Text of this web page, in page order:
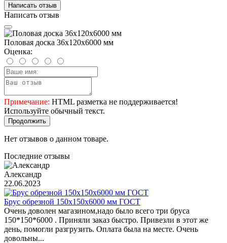
Написать отзыв
Написать отзыв
Половая доска 36х120х6000 мм
Оценка:
Примечание: HTML разметка не поддерживается!
Используйте обычный текст.
Продолжить
Нет отзывов о данном товаре.
Последние отзывы
Александр
22.06.2023
Брус обрезной 150х150х6000 мм ГОСТ
Очень доволен магазином,надо было всего три бруса
150*150*6000 . Приняли заказ быстро. Привезли в этот же
день, помогли разгрузить. Оплата была на месте. Очень
довольны...